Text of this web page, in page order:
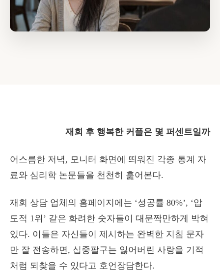
재회 후 행복한 커플은 몇 퍼센트일까
어스름한 저녁, 모니터 화면에 띄워진 각종 통계 자
료와 심리학 논문들을 천천히 훑어본다.
재회 상담 업체의 홈페이지에는 ‘성공률 80%’, ‘압
도적 1위’ 같은 화려한 숫자들이 대문짝만하게 박혀
있다. 이들은 자신들이 제시하는 완벽한 지침 문자
만 잘 전송하면, 십중팔구는 잃어버린 사랑을 기적
처럼 되찾을 수 있다고 호언장담한다.